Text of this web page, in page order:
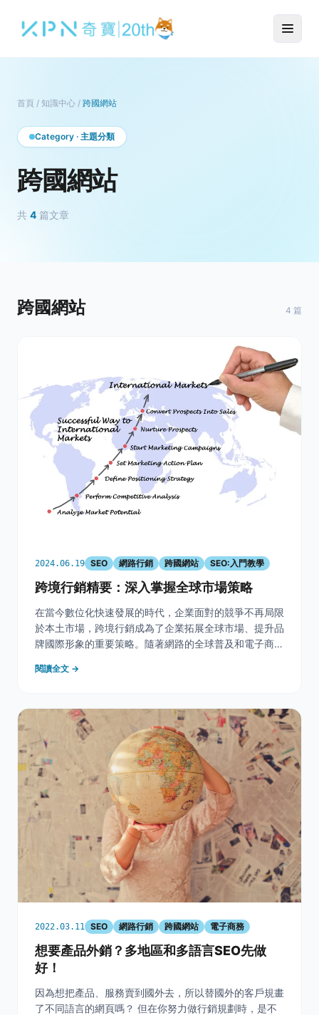
首頁 / 知識中心 / 跨國網站
Category · 主題分類
跨國網站
共 4 篇文章
跨國網站 4 篇
2024.06.19 SEO 網路行銷 跨國網站 SEO:入門教學
跨境行銷精要：深入掌握全球市場策略
在當今數位化快速發展的時代，企業面對的競爭不再局限
於本土市場，跨境行銷成為了企業拓展全球市場、提升品
牌國際形象的重要策略。隨著網路的全球普及和電子商務
來越可行。本文將探討如何透過精確的關鍵詞研究與運
外
閱讀全文 →
2022.03.11 SEO 網路行銷 跨國網站 電子商務
想要產品外銷？多地區和多語言SEO先做
好！
因為想把產品、服務賣到國外去，所以替國外的客戶規畫
了不同語言的網頁嗎？ 但在你努力做行銷規劃時，是不